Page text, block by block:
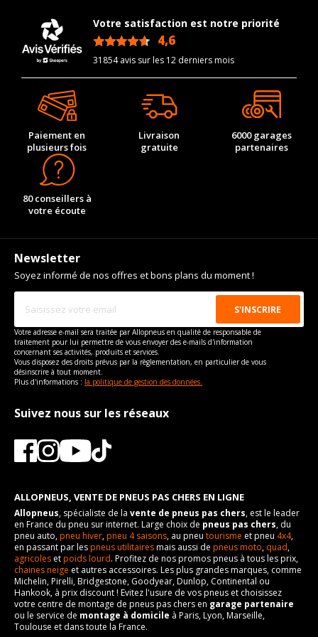
Code motorisation
L 539
Numéro de moteur
129519
Frein performance
65
Cylindrée cm3
6498
Puissance en Kw max
Type
Traction intégrale
Numéro d'identification
de véhicule
VISSERIE LAMBORGHINI VENENO TARGA DEPUIS 09-2013
6.5 LP750-4 AWD (749CV)
vous conseillons de contacter directement le constructeur.
Votre satisfaction est notre priorité
4,6
31854 avis sur les 12 derniers mois
Paiement en
plusieurs fois
Livraison
gratuite
6000 garages
partenaires
80 conseillers à
votre écoute
Newsletter
Soyez informé de nos offres et bons plans du moment !
Votre adresse e-mail sera traitée par Allopneus en qualité de responsable de
traitement pour lui permettre de vous envoyer des e-mails d'information
concernant ses activités, produits et services.
Vous disposez des droits prévus par la règlementation, en particulier de vous
désinscrire à tout moment.
Plus d'informations : la politique de gestion des données.
Suivez nous sur les réseaux
ALLOPNEUS, VENTE DE PNEUS PAS CHERS EN LIGNE
Allopneus, spécialiste de la vente de pneus pas chers, est le leader
en France du pneu sur internet. Large choix de pneus pas chers, du
pneu auto,pneu hiver,pneu 4 saisons, au pneu tourisme et pneu 4x4,
en passant par lespneus utilitairesmais aussi de pneus moto, quad,
agricoles etpoids lourd. Profitez de nos promos pneus à tous les prix,
chaines neige et autres accessoires. Les plus grandes marques, comme
Michelin, Pirelli, Bridgestone, Goodyear, Dunlop, Continental ou
Hankook, à prix discount ! Evitez l'usure de vos pneus et choisissez
votre centre de montage de pneus pas chers en garage partenaire
ou le service de montage à domicile à Paris, Lyon, Marseille,
Toulouse et dans toute la France.